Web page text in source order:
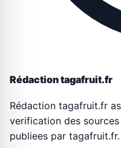
Rédaction tagafruit.fr
Rédaction tagafruit.fr
verification des
publiees par tagafruit.fr.